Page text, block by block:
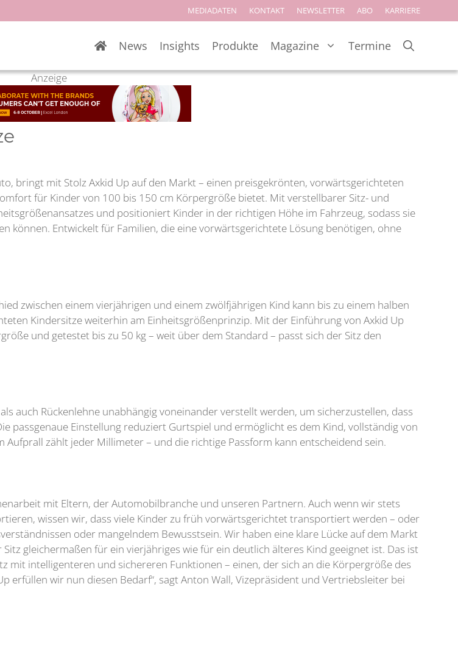
MEDIADATEN KONTAKT NEWSLETTER ABO KARRIERE
News Insights Produkte Magazine Termine
Anzeige
bringt mit Stolz Axkid Up auf den Markt – einen preisgekrönten, vorwärtsgerichteten
für Kinder von 100 bis 150 cm Körpergröße bietet. Mit verstellbarer Sitz- und
und positioniert Kinder in der richtigen Höhe im Fahrzeug, sodass sie
können. Entwickelt für Familien, die eine vorwärtsgerichtete Lösung benötigen, ohne
zwischen einem vierjährigen und einem zwölfjährigen Kind kann bis zu einem halben
Kindersitze weiterhin am Einheitsgrößenprinzip. Mit der Einführung von Axkid Up
und getestet bis zu 50 kg – weit über dem Standard – passt sich der Sitz den
auch Rückenlehne unabhängig voneinander verstellt werden, um sicherzustellen, dass
passgenaue Einstellung reduziert Gurtspiel und ermöglicht es dem Kind, vollständig von
zählt jeder Millimeter – und die richtige Passform kann entscheidend sein.
mit Eltern, der Automobilbranche und unseren Partnern. Auch wenn wir stets
wissen wir, dass viele Kinder zu früh vorwärtsgerichtet transportiert werden – oder
oder mangelndem Bewusstsein. Wir haben eine klare Lücke auf dem Markt
gleichermaßen für ein vierjähriges wie für ein deutlich älteres Kind geeignet ist. Das ist
intelligenteren und sichereren Funktionen – einen, der sich an die Körpergröße des
erfüllen wir nun diesen Bedarf“, sagt Anton Wall, Vizepräsident und Vertriebsleiter bei